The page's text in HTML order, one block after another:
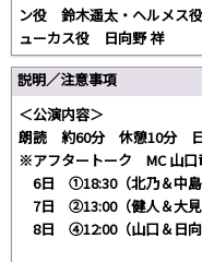
ン役 鈴木遥太・ヘルメス
ューカス役 日向野 祥
説明／注意事項
＜公演内容＞
朗読 約60分 休憩10分 日
※アフタートーク MC 山口
6日 ①18:30（北乃＆中島
7日 ②13:00（健人＆大
8日 ④12:00（山口＆日